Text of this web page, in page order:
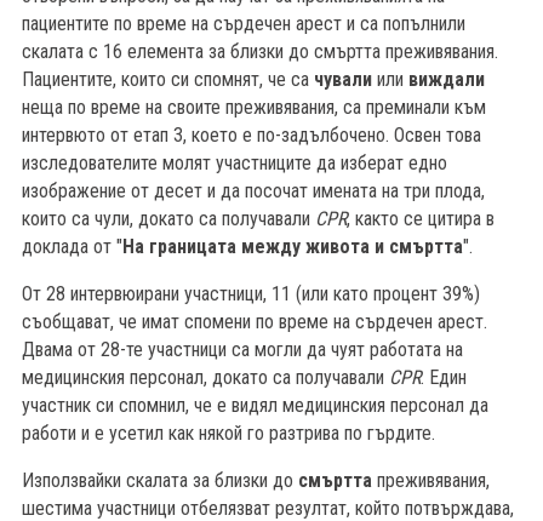
пациентите по време на сърдечен арест и са попълнили
скалата с 16 елемента за близки до смъртта преживявания.
Пациентите, които си спомнят, че са чувалиили виждали
неща по време на своите преживявания, са преминали към
интервюто от етап 3, което е по-задълбочено. Освен това
изследователите молят участниците да изберат едно
изображение от десет и да посочат имената на три плода,
които са чули, докато са получавали CPR, както се цитира в
доклада от "На границата между живота и смъртта".
От 28 интервюирани участници, 11 (или като процент 39%)
съобщават, че имат спомени по време на сърдечен арест.
Двама от 28-те участници са могли да чуят работата на
медицинския персонал, докато са получавали CPR. Един
участник си спомнил, че е видял медицинския персонал да
работи и е усетил как някой го разтрива по гърдите.
Използвайки скалата за близки до смърттапреживявания,
шестима участници отбелязват резултат, който потвърждава,